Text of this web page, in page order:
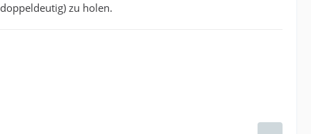
zu holen.